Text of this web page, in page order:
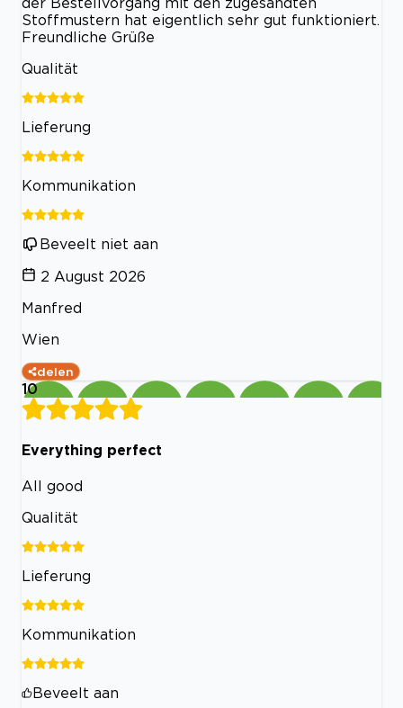
Stoffmustern hat eigentlich sehr gut funktioniert.
Freundliche Grüße
Qualität
Lieferung
Kommunikation
Beveelt niet aan
2 August 2026
Manfred
Wien
delen
10
Everything perfect
All good
Qualität
Lieferung
Kommunikation
Beveelt aan